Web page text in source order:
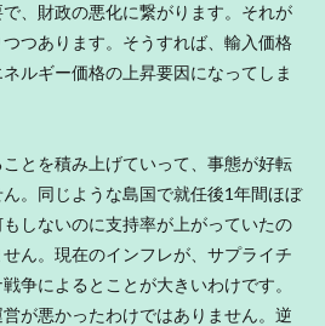
、財政の悪化に繋がります。それが
つあります。そうすれば、輸入価格
ルギー価格の上昇要因になってしま
とを積み上げていって、事態が好転
。同じような島国で就任後1年間ほぼ
しないのに支持率が上がっていたの
ん。現在のインフレが、サプライチ
争によるとことが大きいわけです。
が悪かったわけではありません。逆